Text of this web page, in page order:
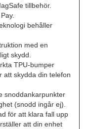
tillbehör.
behåller
med en
skydd.
TPU-bumper
att skydda din telefon
snoddankarpunkter
(snodd ingår ej).
för att klara fall upp
att din enhet